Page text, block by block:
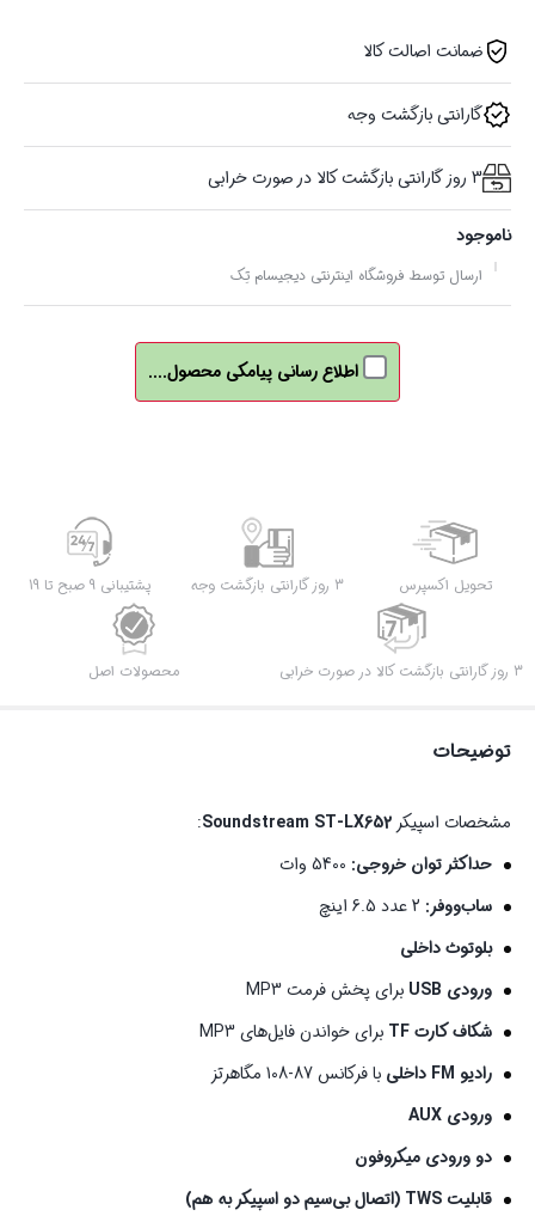
ضمانت اصالت کالا
گارانتی بازگشت وجه
3 روز گارانتی بازگشت کالا در صورت خرابی
ناموجود
ارسال توسط فروشگاه اینترنتی دیجیسام تِک
اطلاع رسانی پیامکی محصول....
تحویل اکسپرس 3 روز گارانتی بازگشت وجه پشتیبانی 9 صبح تا 19
3 روز گارانتی بازگشت کالا در صورت خرابی محصولات اصل
توضیحات
مشخصات اسپیکر Soundstream ST-LX652
:
حداکثر توان خروجی:
ساب‌ووفر:
بلوتوث داخلی
ورودی USB
برای پخش فرمت MP3
شکاف کارت TF
برای خواندن فایل‌های MP3
رادیو FM داخلی
با فرکانس 87-108 مگاهرتز
ورودی AUX
دو ورودی میکروفون
قابلیت TWS (اتصال بی‌سیم دو اسپیکر به هم)